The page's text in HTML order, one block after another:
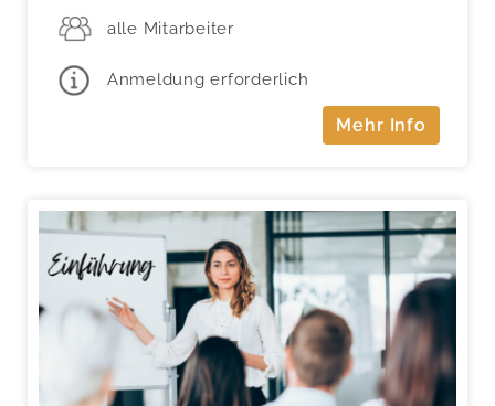
alle Mitarbeiter
Anmeldung erforderlich
Mehr Info